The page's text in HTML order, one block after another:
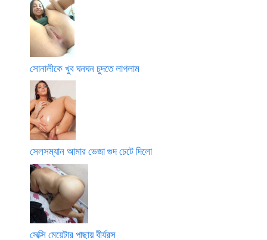
সোনালীকে খুব ঘনঘন চুদতে লাগলাম
সেলসম্যান আমার ভেজা গুদ চেটে দিলো
সেক্সি মেয়েটার পাছায় বীর্যরস